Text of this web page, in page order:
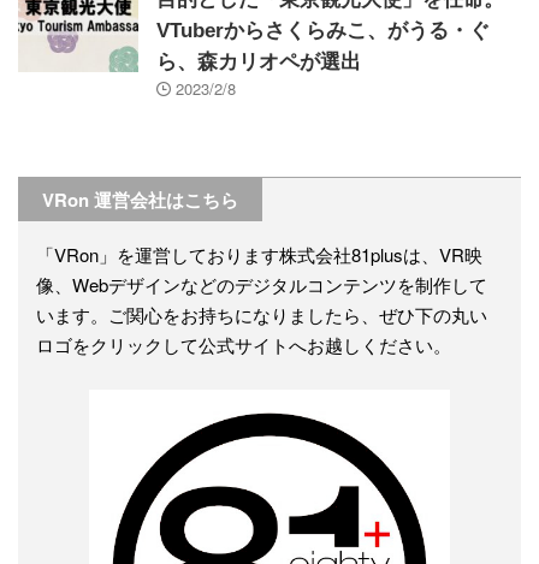
VTuberからさくらみこ、がうる・ぐ
ら、森カリオペが選出
2023/2/8
VRon 運営会社はこちら
「VRon」を運営しております株式会社81plusは、VR映
像、Webデザインなどのデジタルコンテンツを制作して
います。ご関心をお持ちになりましたら、ぜひ下の丸い
ロゴをクリックして公式サイトへお越しください。